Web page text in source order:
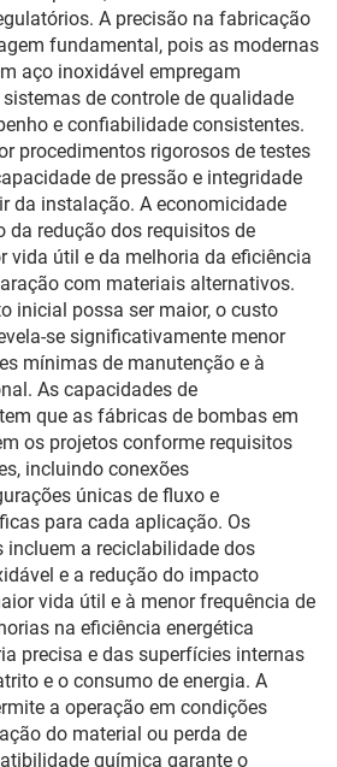
A precisão na fabricação
fundamental, pois as modernas
aço inoxidável empregam
de controle de qualidade
e confiabilidade consistentes.
procedimentos rigorosos de testes
de pressão e integridade
da instalação. A economicidade
da redução dos requisitos de
vida útil e da melhoria da eficiência
com materiais alternativos.
inicial possa ser maior, o custo
se significativamente menor
mínimas de manutenção e à
As capacidades de
que as fábricas de bombas em
os projetos conforme requisitos
incluindo conexões
únicas de fluxo e
para cada aplicação. Os
incluem a reciclabilidade dos
e a redução do impacto
vida útil e à menor frequência de
na eficiência energética
precisa e das superfícies internas
e o consumo de energia. A
a operação em condições
do material ou perda de
química garante o